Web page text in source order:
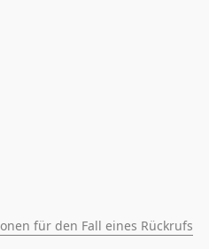
für den Fall eines Rückrufs